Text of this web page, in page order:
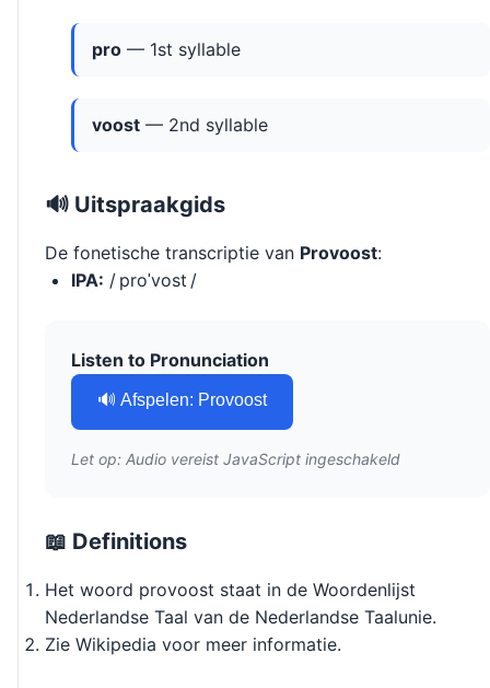
pro — 1st syllable
voost — 2nd syllable
🔊 Uitspraakgids
De fonetische transcriptie van Provoost:
IPA: / proˈvost /
Listen to Pronunciation
🔊 Afspelen: Provoost
Let op: Audio vereist JavaScript ingeschakeld
📖 Definitions
Het woord provoost staat in de Woordenlijst
Nederlandse Taal van de Nederlandse Taalunie.
Zie Wikipedia voor meer informatie.